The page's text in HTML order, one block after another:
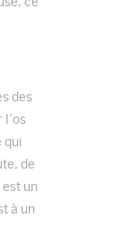
des
qui
de
un
à un